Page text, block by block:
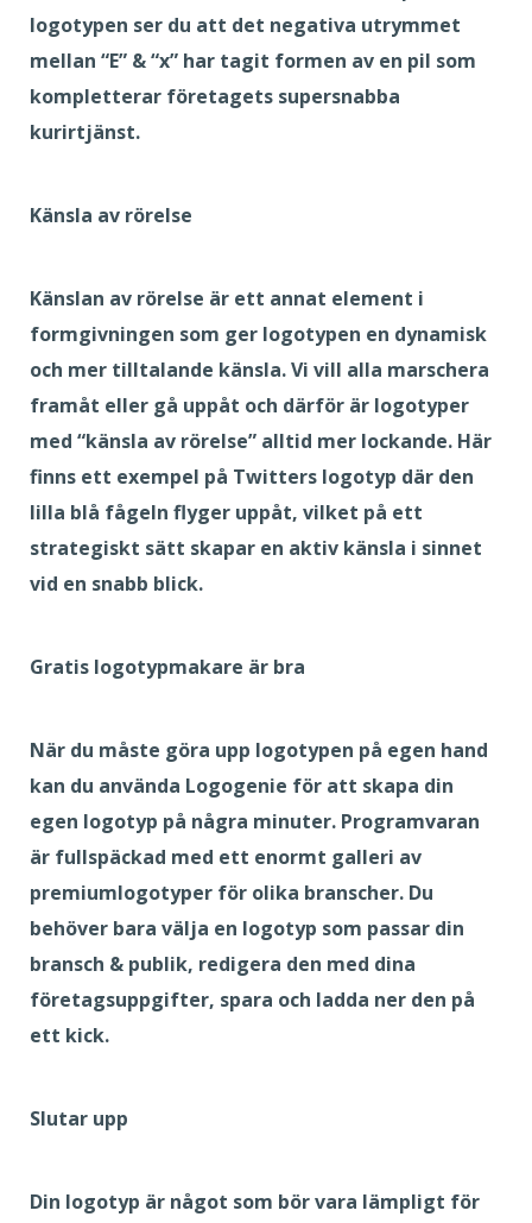
logotypen ser du att det negativa utrymmet
mellan “E” & “x” har tagit formen av en pil som
kompletterar företagets supersnabba
kurirtjänst.
Känsla av rörelse
Känslan av rörelse är ett annat element i
formgivningen som ger logotypen en dynamisk
och mer tilltalande känsla. Vi vill alla marschera
framåt eller gå uppåt och därför är logotyper
med “känsla av rörelse” alltid mer lockande. Här
finns ett exempel på Twitters logotyp där den
lilla blå fågeln flyger uppåt, vilket på ett
strategiskt sätt skapar en aktiv känsla i sinnet
vid en snabb blick.
Gratis logotypmakare är bra
När du måste göra upp logotypen på egen hand
kan du använda Logogenie för att skapa din
egen logotyp på några minuter. Programvaran
är fullspäckad med ett enormt galleri av
premiumlogotyper för olika branscher. Du
behöver bara välja en logotyp som passar din
bransch & publik, redigera den med dina
företagsuppgifter, spara och ladda ner den på
ett kick.
Slutar upp
Din logotyp är något som bör vara lämpligt för